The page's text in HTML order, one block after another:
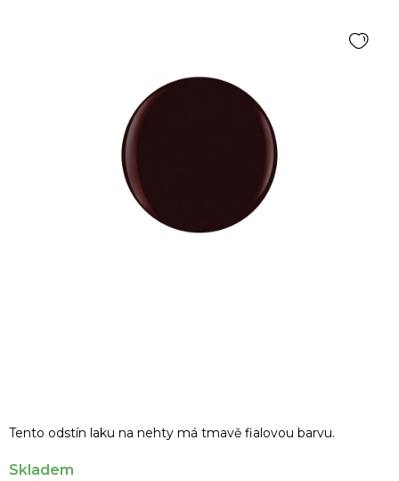
Tento odstín laku na nehty má tmavě fialovou barvu.
Skladem